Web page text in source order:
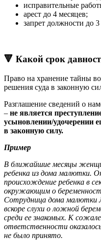
исправительные
арест до 4 месяцев;
запрет должности до 3
🔻 Какой срок
Право на хранение тайны
решения суда в законную
Разглашение сведений о
– не является
усыновлении/удочерении
в законную силу.
Пример
В ближайшие месяцы
ребенка из дома малютки.
происхождение ребенка в
окружающим о
Сотрудница дома малютки
вскоре слухи о ложной
среди ее знакомых. К
ответственности
не было принято.